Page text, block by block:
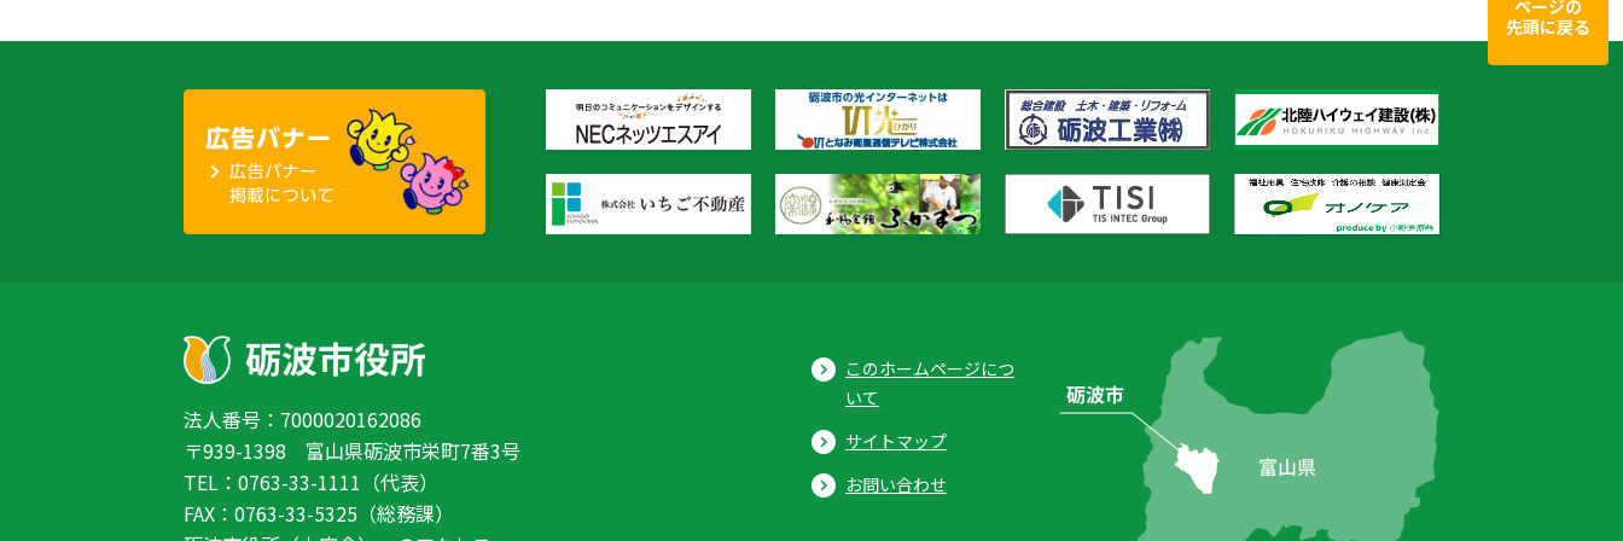
ページの
先頭に戻る
法人番号：7000020162086
〒939-1398 富山県砺波市栄町7番3号
TEL：0763-33-1111（代表）
FAX：0763-33-5325（総務課）
このホームページにつ
いて
サイトマップ
お問い合わせ